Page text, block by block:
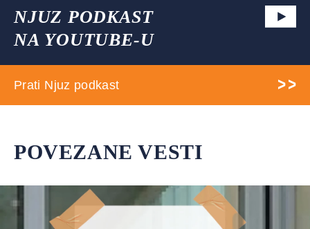
NJUZ PODKAST
NA YOUTUBE-U
Prati Njuz podkast
POVEZANE VESTI